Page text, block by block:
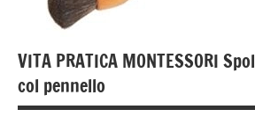
6
anni
GUIDA
VITA PRATICA MONTESSORI
col pennello